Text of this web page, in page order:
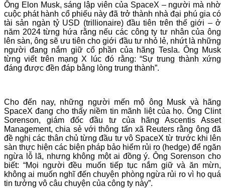
Ông Elon Musk, sáng lập viên của SpaceX – người mà nhờ
cuộc phát hành cổ phiếu này đã trở thành nhà đại phú gia có
tài sản ngàn tỷ USD (trillionaire) đầu tiên trên thế giới – ở
năm 2024 từng hứa rằng nếu các công ty tư nhân của ông
lên sàn, ông sẽ ưu tiên cho giới đầu tư nhỏ lẻ, nhứt là những
người đang nắm giữ cổ phần của hãng Tesla. Ông Musk
từng viết trên mạng X lúc đó rằng: “Sự trung thành xứng
đáng được đền đáp bằng lòng trung thành”.
Cho đến nay, những người mến mộ ông Musk và hãng
SpaceX đang cho thấy niềm tin mãnh liệt của họ. Ông Clint
Sorenson, giám đốc đầu tư của hãng Ascentis Asset
Management, chia sẻ với thông tấn xã Reuters rằng ông đã
đề nghị các thân chủ từng đầu tư vô SpaceX từ trước khi lên
sàn thực hiện các biện pháp bảo hiểm rủi ro (hedge) để ngăn
ngừa lỗ lã, nhưng không một ai đồng ý. Ông Sorenson cho
biết: “Mọi người đều muốn tiếp tục nắm giữ và ăn mừn,
không ai muốn nghĩ đến chuyện phòng ngừa rủi ro vì họ quá
tin tưởng vô câu chuyện của công ty này”.